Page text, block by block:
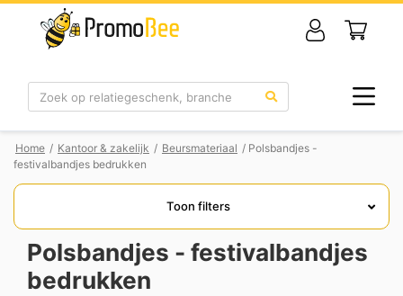
Zoek
Home / Kantoor & zakelijk / Beursmateriaal / Polsbandjes -
festivalbandjes bedrukken
Toon filters
Polsbandjes - festivalbandjes
bedrukken